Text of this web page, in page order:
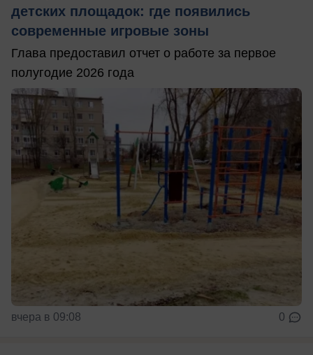
детских площадок: где появились
современные игровые зоны
Глава предоставил отчет о работе за первое
полугодие 2026 года
вчера в 09:08 0